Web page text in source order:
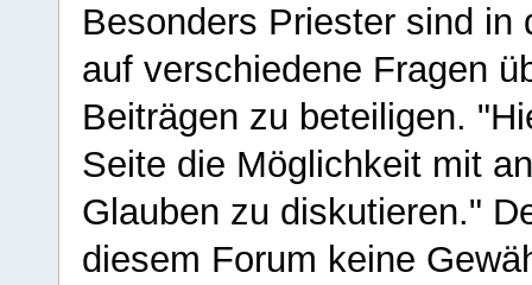
Besonders Priester sind in
auf verschiedene Fragen
Beiträgen zu beteiligen.
Seite die Möglichkeit mit
Glauben zu diskutieren."
diesem Forum keine